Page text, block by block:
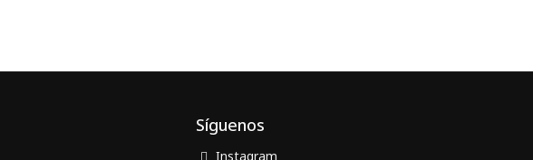
Síguenos
Instagram